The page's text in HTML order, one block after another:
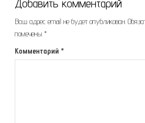
Добавить комментарий
Ваш адрес email не будет опубликован.
помечены *
Комментарий *